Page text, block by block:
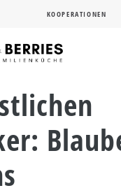
KOOPERATIONEN